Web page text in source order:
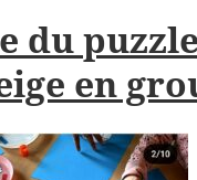
du puzzle
en